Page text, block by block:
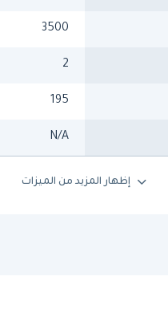
3500
2
195
N/A
إظهار المزيد من الميزات